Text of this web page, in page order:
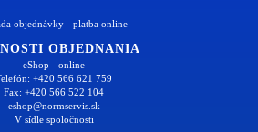
objednávky - platba online
OBJEDNANIA
eShop - online
+420 566 621 759
Fax: +420 566 522 104
eshop@normservis.sk
V sídle spoločnosti